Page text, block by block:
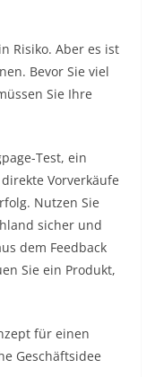
Risiko. Aber es ist
Bevor Sie viel
Sie Ihre
Test, ein
Vorverkäufe
Nutzen Sie
sicher und
dem Feedback
Sie ein Produkt,
für einen
Geschäftsidee